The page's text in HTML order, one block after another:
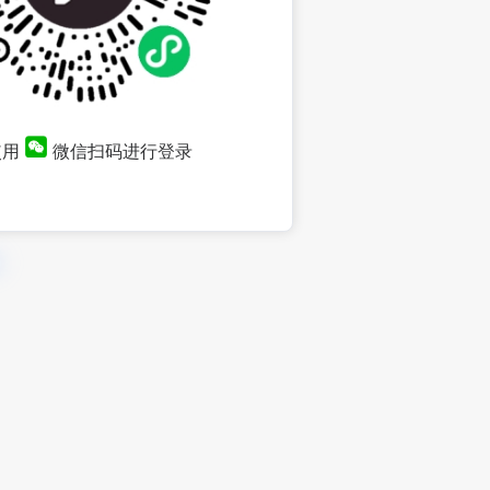
微信扫码进行登录